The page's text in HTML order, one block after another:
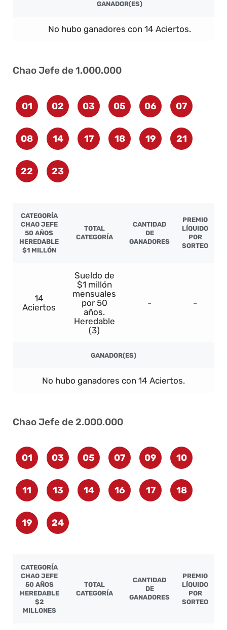
GANADOR(ES)
No hubo ganadores con 14 Aciertos.
Chao Jefe de 1.000.000
01 02 03 05 06 07
08 14 17 18 19 21
22 23
CATEGORÍA
CHAO JEFE
50 AÑOS
HEREDABLE
$1 MILLÓN
TOTAL
CATEGORÍA
CANTIDAD
DE
GANADORES
PREMIO
LÍQUIDO
POR
SORTEO
14
Aciertos
Sueldo de
$1 millón
mensuales
por 50
años.
Heredable
(3)
- -
GANADOR(ES)
No hubo ganadores con 14 Aciertos.
Chao Jefe de 2.000.000
01 03 05 07 09 10
11 13 14 16 17 18
19 24
CATEGORÍA
CHAO JEFE
50 AÑOS
HEREDABLE
$2
MILLONES
TOTAL
CATEGORÍA
CANTIDAD
DE
GANADORES
PREMIO
LÍQUIDO
POR
SORTEO